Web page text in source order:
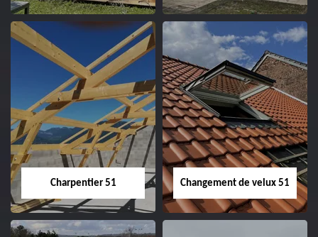
Entreprise de
couverture 51
Démoussage de
toiture 51
Charpentier 51 Changement de velux 51